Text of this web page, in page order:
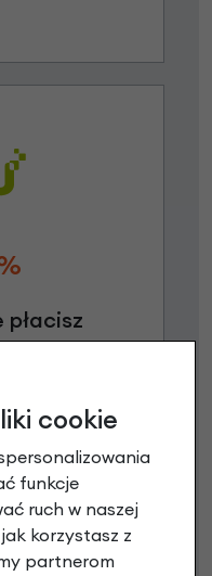
płacisz
w rozumieniu art.
decyzja o warunkach
cookie
funkcje
ruch w naszej
korzystasz z
partnerom